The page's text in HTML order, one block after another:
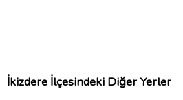
İkizdere İlçesindeki Diğer Yerler